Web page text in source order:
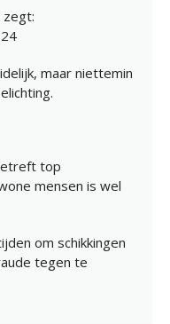
zegt:
maar niettemin
top
mensen is wel
om schikkingen
tegen te